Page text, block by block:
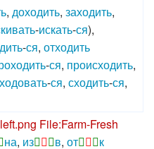
доходить заходить
-искать-ся),
-ся отходить
-ся происходить
-ся сходить-ся
File:Farm-Fresh
на из в от
к